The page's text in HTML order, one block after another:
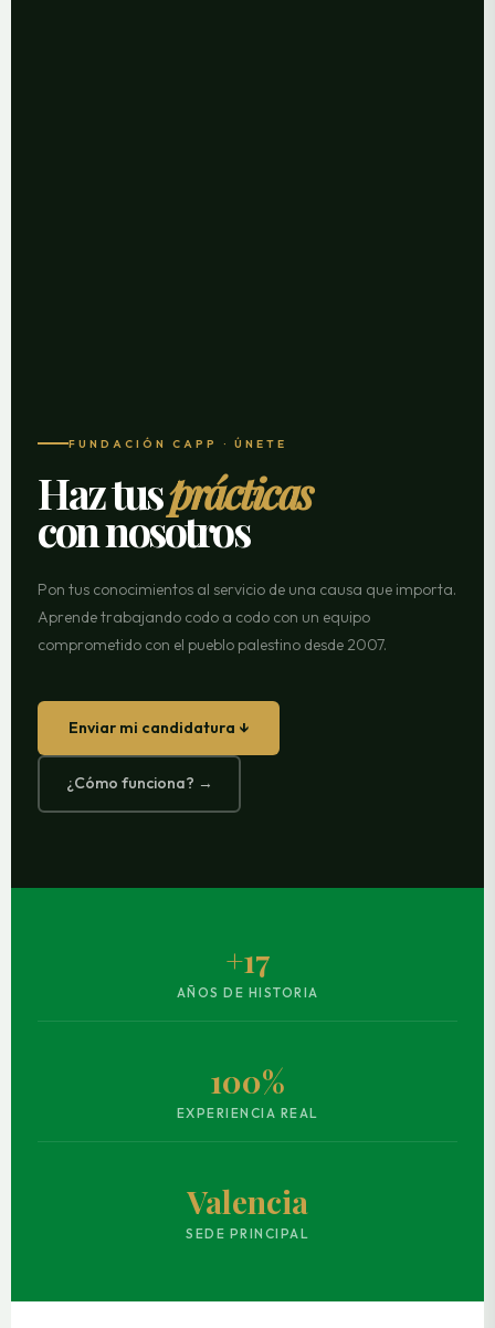
FUNDACIÓN CAPP · ÚNETE
Haz tusprácticas
con nosotros
Pon tus conocimientos al servicio de una causa que importa.
Aprende trabajando codo a codo con un equipo
comprometido con el pueblo palestino desde 2007.
Enviar mi candidatura ↓
¿Cómo funciona? →
+17
AÑOS DE HISTORIA
100%
EXPERIENCIA REAL
Valencia
SEDE PRINCIPAL